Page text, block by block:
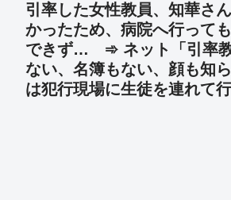
引率した女性教員、知華さ
かったため、病院へ行って
できず… ➾ ネット「引率教
ない、名簿もない、顔も知
は犯行現場に生徒を連れて行